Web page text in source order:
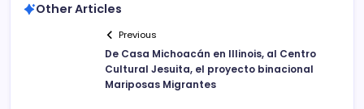
Other Articles
Previous
De Casa Michoacán en Illinois, al Centro
Cultural Jesuita, el proyecto binacional
Mariposas Migrantes